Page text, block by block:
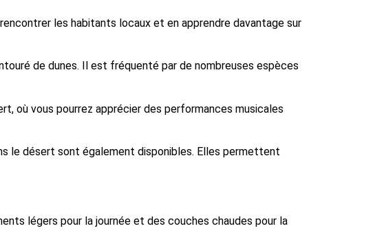
les habitants locaux et en apprendre davantage sur
de dunes. Il est fréquenté par de nombreuses espèces
où vous pourrez apprécier des performances musicales
le désert sont également disponibles. Elles permettent
légers pour la journée et des couches chaudes pour la